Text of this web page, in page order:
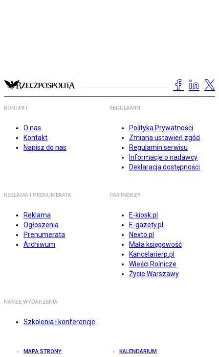
KONTAKT
O nas
Kontakt
Napisz do nas
REGULAMIN
Polityka Prywatności
Zmiana ustawień zgód
Regulamin serwisu
Informacje o nadawcy
Deklaracja dostępności
REKLAMA I PRENUMERATA
Reklama
Ogłoszenia
Prenumerata
Archiwum
PARTNERZY
E-kiosk.pl
E-gazety.pl
Nexto.pl
Mała księgowość
Kancelarierp.pl
Wieści Rolnicze
Życie Warszawy
NASZE WYDARZENIA
Szkolenia i konferencje
MAPA STRONY KALENDARIUM